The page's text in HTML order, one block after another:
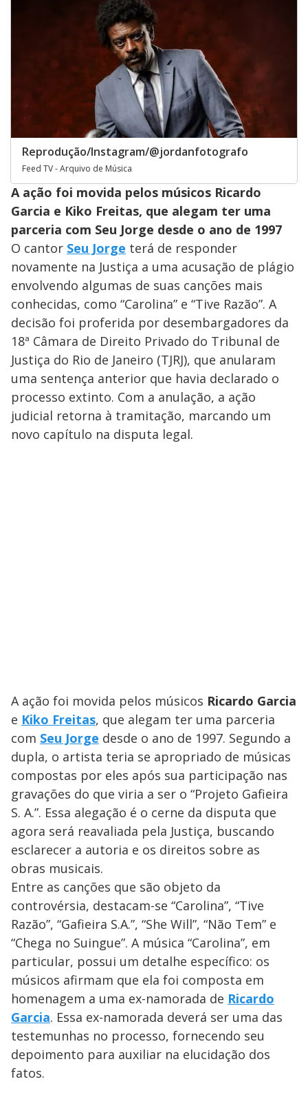
Reprodução/Instagram/@jordanfotografo
Feed TV - Arquivo de Música
A ação foi movida pelos músicos Ricardo
Garcia e Kiko Freitas, que alegam ter uma
parceria com Seu Jorge desde o ano de 1997
O cantor Seu Jorge terá de responder
novamente na Justiça a uma acusação de plágio
envolvendo algumas de suas canções mais
conhecidas, como “Carolina” e “Tive Razão”. A
decisão foi proferida por desembargadores da
18ª Câmara de Direito Privado do Tribunal de
Justiça do Rio de Janeiro (TJRJ), que anularam
uma sentença anterior que havia declarado o
processo extinto. Com a anulação, a ação
judicial retorna à tramitação, marcando um
novo capítulo na disputa legal.
A ação foi movida pelos músicos Ricardo Garcia
e Kiko Freitas, que alegam ter uma parceria
com Seu Jorge desde o ano de 1997. Segundo a
dupla, o artista teria se apropriado de músicas
compostas por eles após sua participação nas
gravações do que viria a ser o “Projeto Gafieira
S. A.”. Essa alegação é o cerne da disputa que
agora será reavaliada pela Justiça, buscando
esclarecer a autoria e os direitos sobre as
obras musicais.
Entre as canções que são objeto da
controvérsia, destacam-se “Carolina”, “Tive
Razão”, “Gafieira S.A.”, “She Will”, “Não Tem” e
“Chega no Suingue”. A música “Carolina”, em
particular, possui um detalhe específico: os
músicos afirmam que ela foi composta em
homenagem a uma ex-namorada de Ricardo
Garcia. Essa ex-namorada deverá ser uma das
testemunhas no processo, fornecendo seu
depoimento para auxiliar na elucidação dos
fatos.